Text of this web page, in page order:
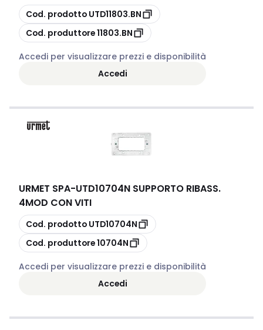
copia
Cod. prodotto UTD11803.BN
copia
Cod. produttore11803.BN
Accedi per visualizzare prezzi e disponibilità
Accedi
URMET SPA-UTD10704N SUPPORTO RIBASS.
4MOD CON VITI
copia
Cod. prodotto UTD10704N
copia
Cod. produttore10704N
Accedi per visualizzare prezzi e disponibilità
Accedi